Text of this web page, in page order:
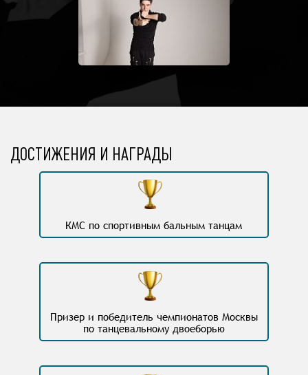
ДОСТИЖЕНИЯ И НАГРАДЫ
КМС по спортивным бальным танцам
Призер и победитель чемпионатов Москвы
по танцевальному двоеборью